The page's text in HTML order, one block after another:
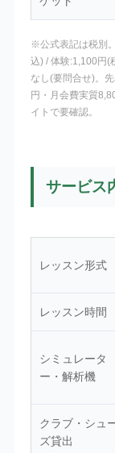
※公式表記は税別
込) / 体験:1,100円(
なし(要問合せ)。
円・月会費実質
イトで要確認。
サービス
レッスン形式
レッスン時間
シミュレータ
ー・解析機
クラブ・シュ
ズ貸出